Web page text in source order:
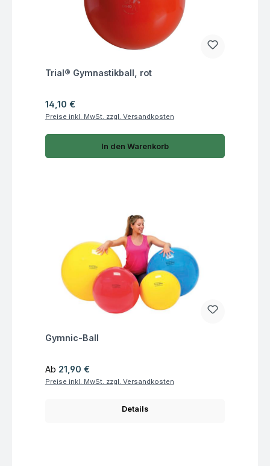
Fragen zum Artikel
Trial® Gymnastikball, rot
Regulärer Preis:
14,10 €
Preise inkl. MwSt. zzgl. Versandkosten
In den Warenkorb
Fragen zum Artikel
Gymnic-Ball
Regulärer Preis:
Ab 21,90 €
Preise inkl. MwSt. zzgl. Versandkosten
Details